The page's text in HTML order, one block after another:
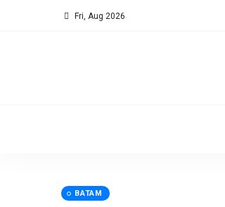
Fri, Aug 2026
BATAM